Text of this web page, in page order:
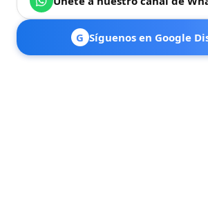
G Síguenos en Google